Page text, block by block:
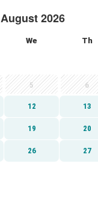
August 2026
We Th
5 6
12 13
19 20
26 27